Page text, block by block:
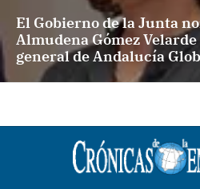
El Gobierno de la Junta
Almudena Gómez
general de Andalucía